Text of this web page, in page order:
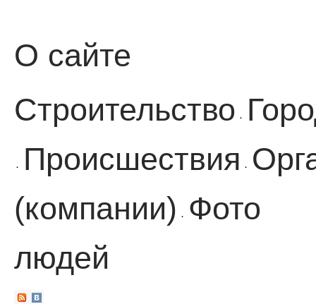
О сайте
Строительство ·
· Происшествия ·
(компании)
·
Фото
людей